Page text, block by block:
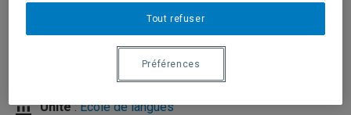
Unité:École de langues
Tout refuser
Préférences